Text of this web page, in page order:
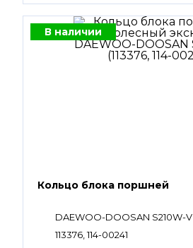
В наличии
Кольцо блока поршней
DAEWOO-DOOSAN S210W-V
113376, 114-00241